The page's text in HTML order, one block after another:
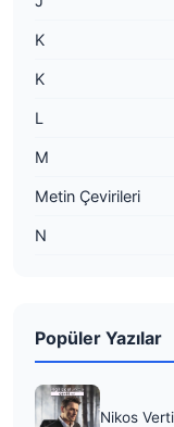
K
K
L
M
Metin Çevirileri
N
Popüler Yazılar
Nikos